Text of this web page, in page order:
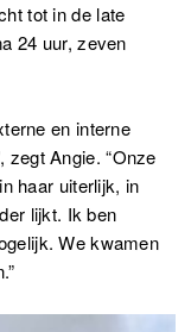
tot in de late
24 uur, zeven
en interne
zegt Angie. “Onze
haar uiterlijk, in
lijkt. Ik ben
We kwamen